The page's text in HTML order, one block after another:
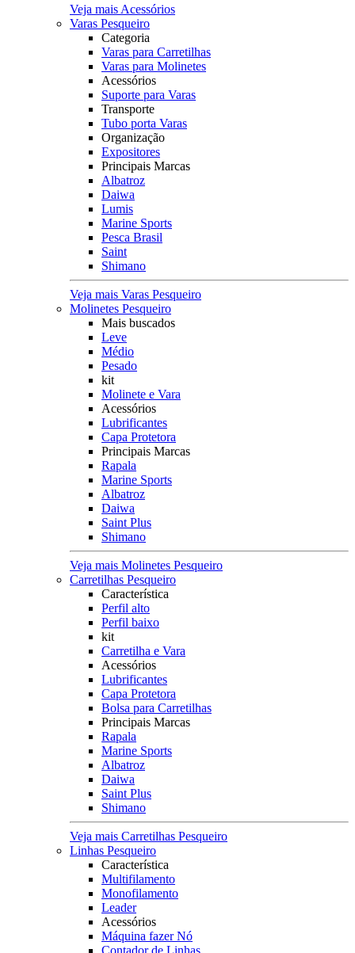
Veja mais Acessórios
Varas Pesqueiro
Categoria
Varas para Carretilhas
Varas para Molinetes
Acessórios
Suporte para Varas
Transporte
Tubo porta Varas
Organização
Expositores
Principais Marcas
Albatroz
Daiwa
Lumis
Marine Sports
Pesca Brasil
Saint
Shimano
Veja mais Varas Pesqueiro
Molinetes Pesqueiro
Mais buscados
Leve
Médio
Pesado
kit
Molinete e Vara
Acessórios
Lubrificantes
Capa Protetora
Principais Marcas
Rapala
Marine Sports
Albatroz
Daiwa
Saint Plus
Shimano
Veja mais Molinetes Pesqueiro
Carretilhas Pesqueiro
Característica
Perfil alto
Perfil baixo
kit
Carretilha e Vara
Acessórios
Lubrificantes
Capa Protetora
Bolsa para Carretilhas
Principais Marcas
Rapala
Marine Sports
Albatroz
Daiwa
Saint Plus
Shimano
Veja mais Carretilhas Pesqueiro
Linhas Pesqueiro
Característica
Multifilamento
Monofilamento
Leader
Acessórios
Máquina fazer Nó
Contador de Linhas